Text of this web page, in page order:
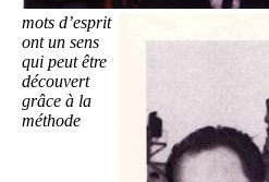
mots d’esprit
ont un sens
qui peut être
découvert
grâce à la
méthode